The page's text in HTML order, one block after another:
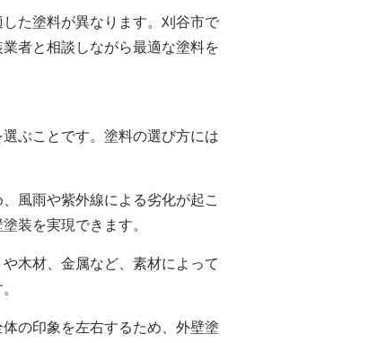
た塗料が異なります。刈谷市で
者と相談しながら最適な塗料を
ぶことです。塗料の選び方には
風雨や紫外線による劣化が起こ
装を実現できます。
木材、金属など、素材によって
の印象を左右するため、外壁塗